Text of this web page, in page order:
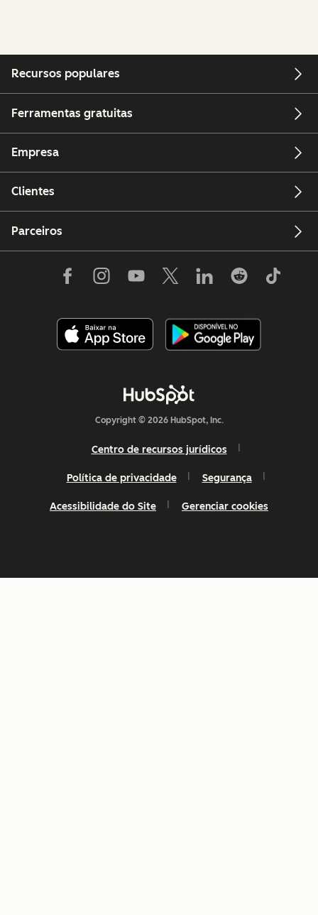
Recursos populares
Ferramentas gratuitas
Empresa
Clientes
Parceiros
Copyright © 2026 HubSpot, Inc.
Centro de recursos jurídicos
Política de privacidade Segurança
Acessibilidade do Site Gerenciar cookies